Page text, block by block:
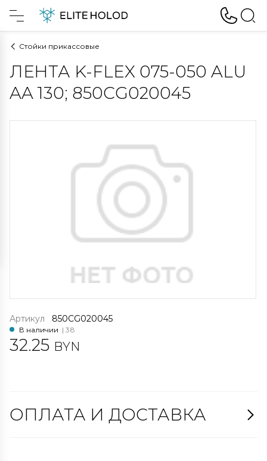
Стойки прикассовые
ЛЕНТА K-FLEX 075-050 ALU
AA 130; 850CG020045
Артикул 850CG020045
В наличии | 38
32.25 BYN
ОПЛАТА И ДОСТАВКА